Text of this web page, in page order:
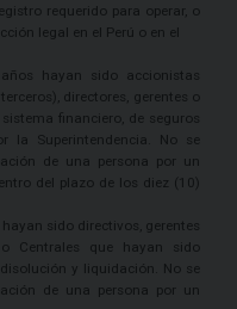
requerido para operar, o
legal en el Perú o en el
hayan sido accionistas
directores, gerentes o
financiero, de seguros
la Superintendencia. No se
de una persona por un
del plazo de los diez (10)
sido directivos, gerentes
Centrales que hayan sido
y liquidación. No se
de una persona por un